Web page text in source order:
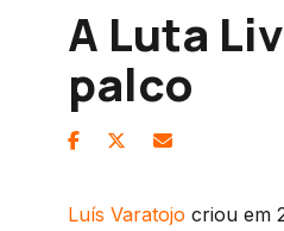
A Luta
palco
Luís Varatojo criou em